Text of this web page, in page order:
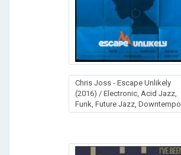
Chris Joss - Escape Unlikely
(2016) / Electronic, Acid Jazz,
Funk, Future Jazz, Downtempo